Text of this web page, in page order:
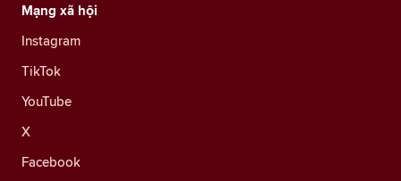
Mạng xã hội
Instagram
TikTok
YouTube
X
Facebook